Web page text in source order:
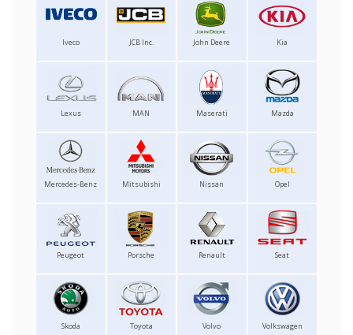
Iveco JCB Inc. John Deere Kia
Lexus MAN Maserati Mazda
Mercedes-Benz Mitsubishi Nissan Opel
Peugeot Porsche Renault Seat
Skoda Toyota Volvo Volkswagen